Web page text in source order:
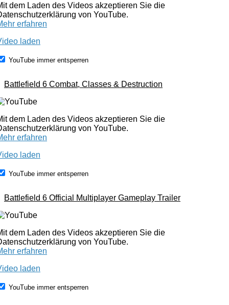
dem Laden des Videos akzeptieren Sie die
von YouTube.
erfahren
laden
YouTube immer entsperren
Battlefield 6 Combat, Classes & Destruction
dem Laden des Videos akzeptieren Sie die
von YouTube.
erfahren
laden
YouTube immer entsperren
Battlefield 6 Official Multiplayer Gameplay Trailer
dem Laden des Videos akzeptieren Sie die
von YouTube.
erfahren
laden
YouTube immer entsperren